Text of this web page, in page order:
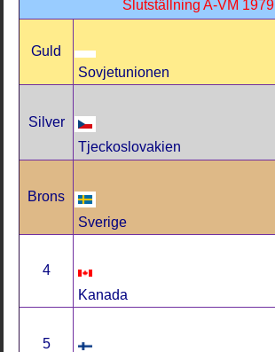
Slutställning A-VM 1979
Guld
Sovjetunionen
Silver
Tjeckoslovakien
Brons
Sverige
4
Kanada
5